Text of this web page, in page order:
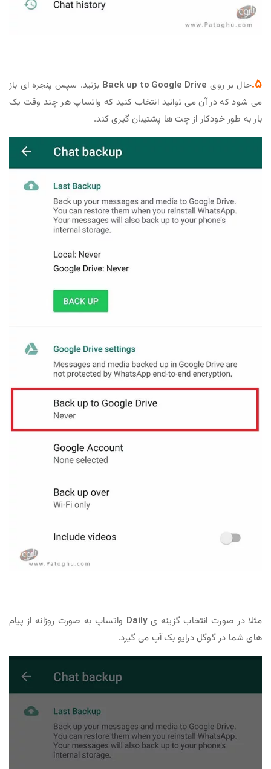
5. حال بر روی Back up to Google Drive بزنید. سپس پنجره ای باز
می شود که در آن می توانید انتخاب کنید که واتساپ هر چند وقت یک
بار به طور خودکار از چت ها پشتیبان گیری کند.
مثلا در صورت انتخاب گزینه یDaily واتساپ به صورت روزانه از پیام
های شما در گوگل درایو بک آپ می گیرد.